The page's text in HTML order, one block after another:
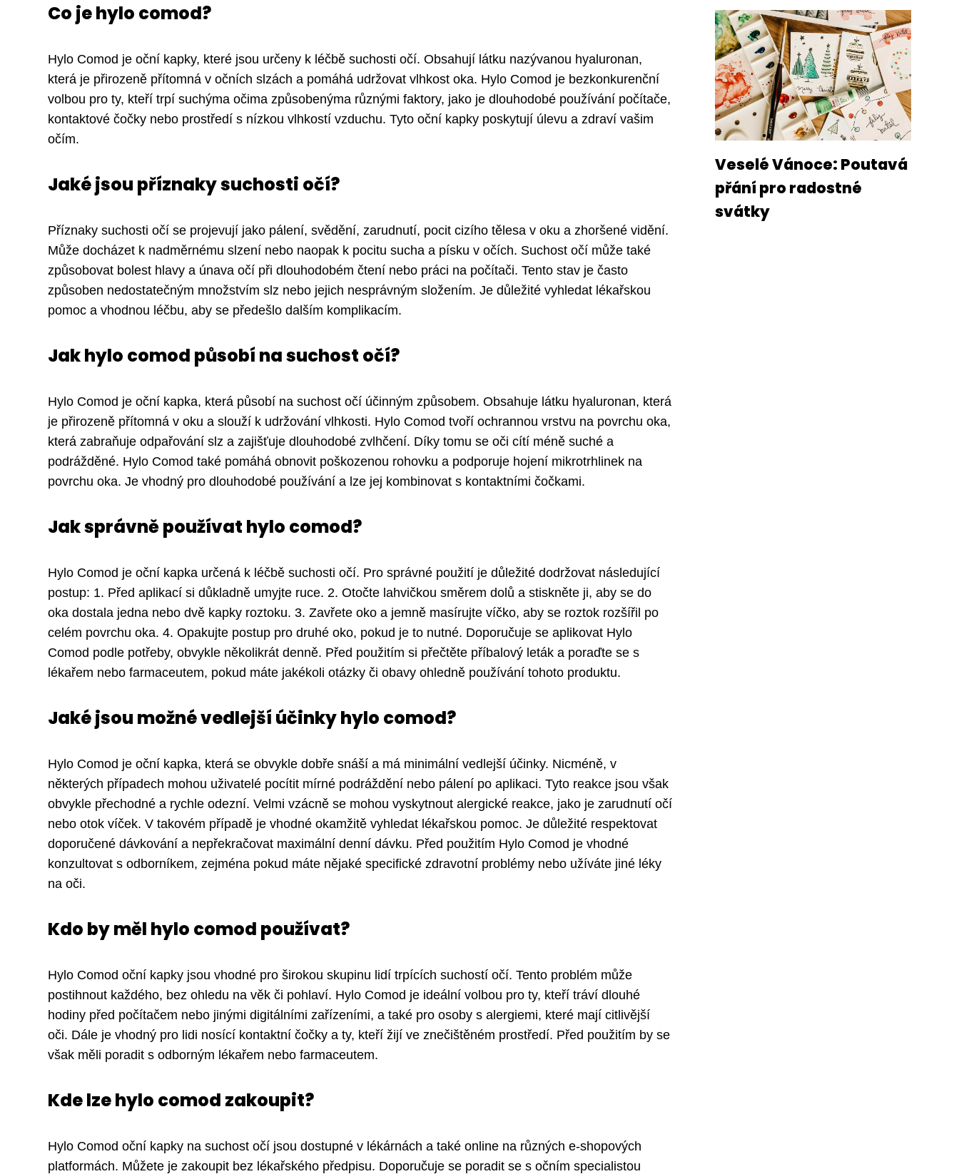
Co je hylo comod?
Hylo Comod je oční kapky, které jsou určeny k léčbě suchosti očí. Obsahují látku nazývanou hyaluronan,
která je přirozeně přítomná v očních slzách a pomáhá udržovat vlhkost oka. Hylo Comod je bezkonkurenční
volbou pro ty, kteří trpí suchýma očima způsobenýma různými faktory, jako je dlouhodobé používání počítače,
kontaktové čočky nebo prostředí s nízkou vlhkostí vzduchu. Tyto oční kapky poskytují úlevu a zdraví vašim
očím.
Jaké jsou příznaky suchosti očí?
Příznaky suchosti očí se projevují jako pálení, svědění, zarudnutí, pocit cizího tělesa v oku a zhoršené vidění.
Může docházet k nadměrnému slzení nebo naopak k pocitu sucha a písku v očích. Suchost očí může také
způsobovat bolest hlavy a únava očí při dlouhodobém čtení nebo práci na počítači. Tento stav je často
způsoben nedostatečným množstvím slz nebo jejich nesprávným složením. Je důležité vyhledat lékařskou
pomoc a vhodnou léčbu, aby se předešlo dalším komplikacím.
Jak hylo comod působí na suchost očí?
Hylo Comod je oční kapka, která působí na suchost očí účinným způsobem. Obsahuje látku hyaluronan, která
je přirozeně přítomná v oku a slouží k udržování vlhkosti. Hylo Comod tvoří ochrannou vrstvu na povrchu oka,
která zabraňuje odpařování slz a zajišťuje dlouhodobé zvlhčení. Díky tomu se oči cítí méně suché a
podrážděné. Hylo Comod také pomáhá obnovit poškozenou rohovku a podporuje hojení mikrotrhlinek na
povrchu oka. Je vhodný pro dlouhodobé používání a lze jej kombinovat s kontaktními čočkami.
Jak správně používat hylo comod?
Hylo Comod je oční kapka určená k léčbě suchosti očí. Pro správné použití je důležité dodržovat následující
postup: 1. Před aplikací si důkladně umyjte ruce. 2. Otočte lahvičkou směrem dolů a stiskněte ji, aby se do
oka dostala jedna nebo dvě kapky roztoku. 3. Zavřete oko a jemně masírujte víčko, aby se roztok rozšířil po
celém povrchu oka. 4. Opakujte postup pro druhé oko, pokud je to nutné. Doporučuje se aplikovat Hylo
Comod podle potřeby, obvykle několikrát denně. Před použitím si přečtěte příbalový leták a poraďte se s
lékařem nebo farmaceutem, pokud máte jakékoli otázky či obavy ohledně používání tohoto produktu.
Jaké jsou možné vedlejší účinky hylo comod?
Hylo Comod je oční kapka, která se obvykle dobře snáší a má minimální vedlejší účinky. Nicméně, v
některých případech mohou uživatelé pocítit mírné podráždění nebo pálení po aplikaci. Tyto reakce jsou však
obvykle přechodné a rychle odezní. Velmi vzácně se mohou vyskytnout alergické reakce, jako je zarudnutí očí
nebo otok víček. V takovém případě je vhodné okamžitě vyhledat lékařskou pomoc. Je důležité respektovat
doporučené dávkování a nepřekračovat maximální denní dávku. Před použitím Hylo Comod je vhodné
konzultovat s odborníkem, zejména pokud máte nějaké specifické zdravotní problémy nebo užíváte jiné léky
na oči.
Kdo by měl hylo comod používat?
Hylo Comod oční kapky jsou vhodné pro širokou skupinu lidí trpících suchostí očí. Tento problém může
postihnout každého, bez ohledu na věk či pohlaví. Hylo Comod je ideální volbou pro ty, kteří tráví dlouhé
hodiny před počítačem nebo jinými digitálními zařízeními, a také pro osoby s alergiemi, které mají citlivější
oči. Dále je vhodný pro lidi nosící kontaktní čočky a ty, kteří žijí ve znečištěném prostředí. Před použitím by se
však měli poradit s odborným lékařem nebo farmaceutem.
Kde lze hylo comod zakoupit?
Hylo Comod oční kapky na suchost očí jsou dostupné v lékárnách a také online na různých e-shopových
platformách. Můžete je zakoupit bez lékařského předpisu. Doporučuje se poradit se s očním specialistou
Veselé Vánoce: Poutavá
přání pro radostné
svátky